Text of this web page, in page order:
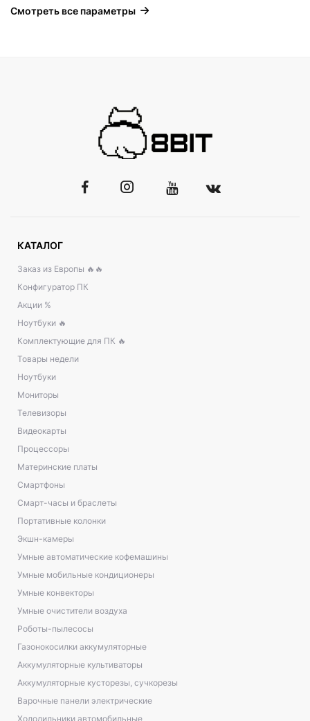
Смотреть все параметры
КАТАЛОГ
Заказ из Европы 🔥🔥
Конфигуратор ПК
Акции %
Ноутбуки 🔥
Комплектующие для ПК 🔥
Товары недели
Ноутбуки
Мониторы
Телевизоры
Видеокарты
Процессоры
Материнские платы
Смартфоны
Смарт-часы и браслеты
Портативные колонки
Экшн-камеры
Умные автоматические кофемашины
Умные мобильные кондиционеры
Умные конвекторы
Умные очистители воздуха
Роботы-пылесосы
Газонокосилки аккумуляторные
Аккумуляторные культиваторы
Аккумуляторные кусторезы, сучкорезы
Варочные панели электрические
Холодильники автомобильные